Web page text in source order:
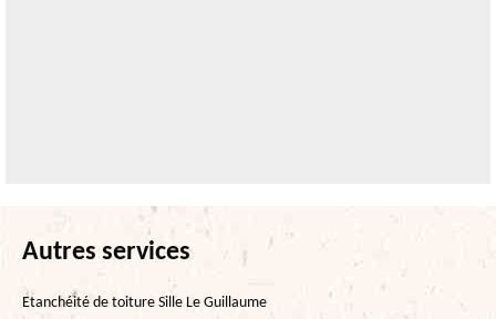
Autres services
Etanchéité de toiture Sille Le Guillaume